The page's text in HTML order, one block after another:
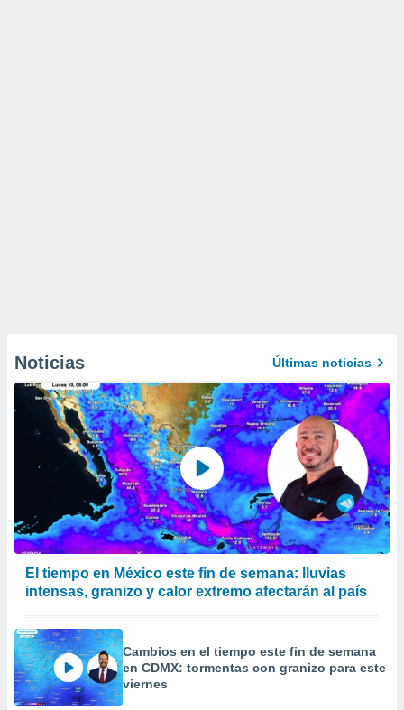
Noticias Últimas noticias
El tiempo en México este fin de semana: lluvias
intensas, granizo y calor extremo afectarán al país
Cambios en el tiempo este fin de semana
en CDMX: tormentas con granizo para este
viernes